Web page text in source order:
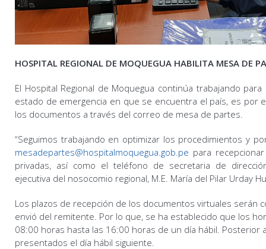
HOSPITAL REGIONAL DE MOQUEGUA HABILITA MESA DE
El Hospital Regional de Moquegua continúa trabajando
estado de emergencia en que se encuentra el país, es por
los documentos a través del correo de mesa de partes.
“Seguimos trabajando en optimizar los procedimientos y
mesadepartes@hospitalmoquegua.gob.pe para
privadas, así como el teléfono de secretaria de
ejecutiva del nosocomio regional, M.E. María del Pilar Urday
Los plazos de recepción de los documentos virtuales serán
envió del remitente. Por lo que, se ha establecido que los
08:00 horas hasta las 16:00 horas de un día hábil. Posterior
presentados el día hábil siguiente.